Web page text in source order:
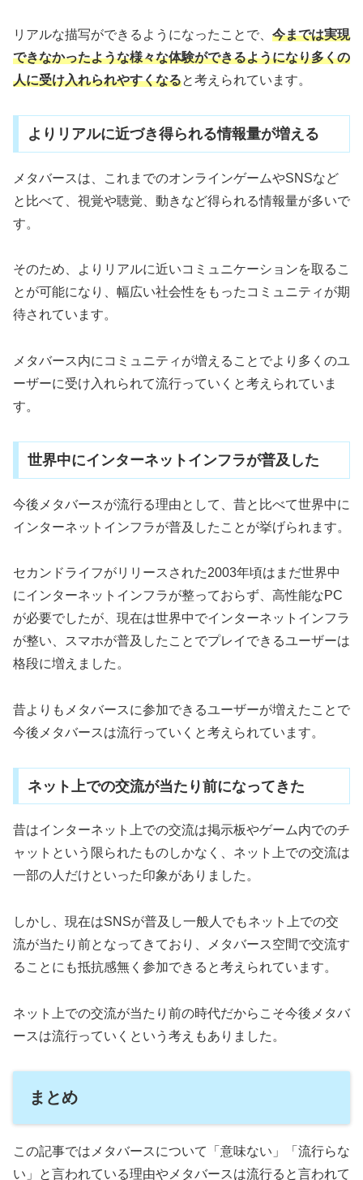
リアルな描写ができるようになったことで、 今までは実現
できなかったような様々な体験ができるようになり多くの
人に受け入れられやすくなると考えられています。
よりリアルに近づき得られる情報量が増える
メタバースは、これまでのオンラインゲームやSNSなど
と比べて、視覚や聴覚、動きなど得られる情報量が多いで
す。
そのため、よりリアルに近いコミュニケーションを取るこ
とが可能になり、幅広い社会性をもったコミュニティが期
待されています。
メタバース内にコミュニティが増えることでより多くのユ
ーザーに受け入れられて流行っていくと考えられていま
す。
世界中にインターネットインフラが普及した
今後メタバースが流行る理由として、昔と比べて世界中に
インターネットインフラが普及したことが挙げられます。
セカンドライフがリリースされた2003年頃はまだ世界中
にインターネットインフラが整っておらず、高性能なPC
が必要でしたが、現在は世界中でインターネットインフラ
が整い、スマホが普及したことでプレイできるユーザーは
格段に増えました。
昔よりもメタバースに参加できるユーザーが増えたことで
今後メタバースは流行っていくと考えられています。
ネット上での交流が当たり前になってきた
昔はインターネット上での交流は掲示板やゲーム内でのチ
ャットという限られたものしかなく、ネット上での交流は
一部の人だけといった印象がありました。
しかし、現在はSNSが普及し一般人でもネット上での交
流が当たり前となってきており、メタバース空間で交流す
ることにも抵抗感無く参加できると考えられています。
ネット上での交流が当たり前の時代だからこそ今後メタバ
ースは流行っていくという考えもありました。
まとめ
この記事ではメタバースについて「意味ない」「流行らな
い」と言われている理由やメタバースは流行ると言われて